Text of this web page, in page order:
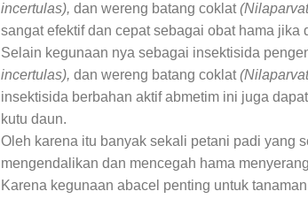
incertulas), dan wereng batang coklat
sangat efektif dan cepat sebagai obat hama
Selain kegunaan nya sebagai insektisida
incertulas), dan wereng batang coklat
insektisida berbahan aktif abmetim ini juga
kutu daun.
Oleh karena itu banyak sekali petani padi yang
mengendalikan dan mencegah hama
Karena kegunaan abacel penting untuk